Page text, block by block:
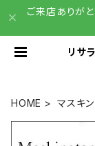
ご来店ありがと
リサ
HOME マスキ